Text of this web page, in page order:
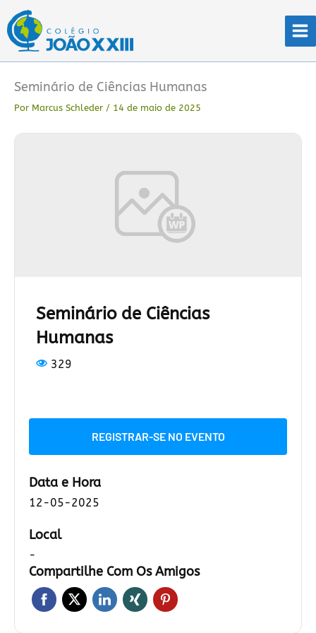
para
conteúdo
Seminário de Ciências Humanas
Por Marcus Schleder / 14 de maio de 2025
Seminário de Ciências
Humanas
329
REGISTRAR-SE NO EVENTO
Data e Hora
12-05-2025
Local
-
Compartilhe Com Os Amigos